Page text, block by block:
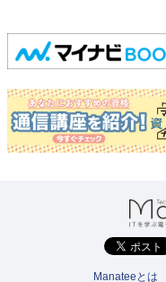
Manateeとは